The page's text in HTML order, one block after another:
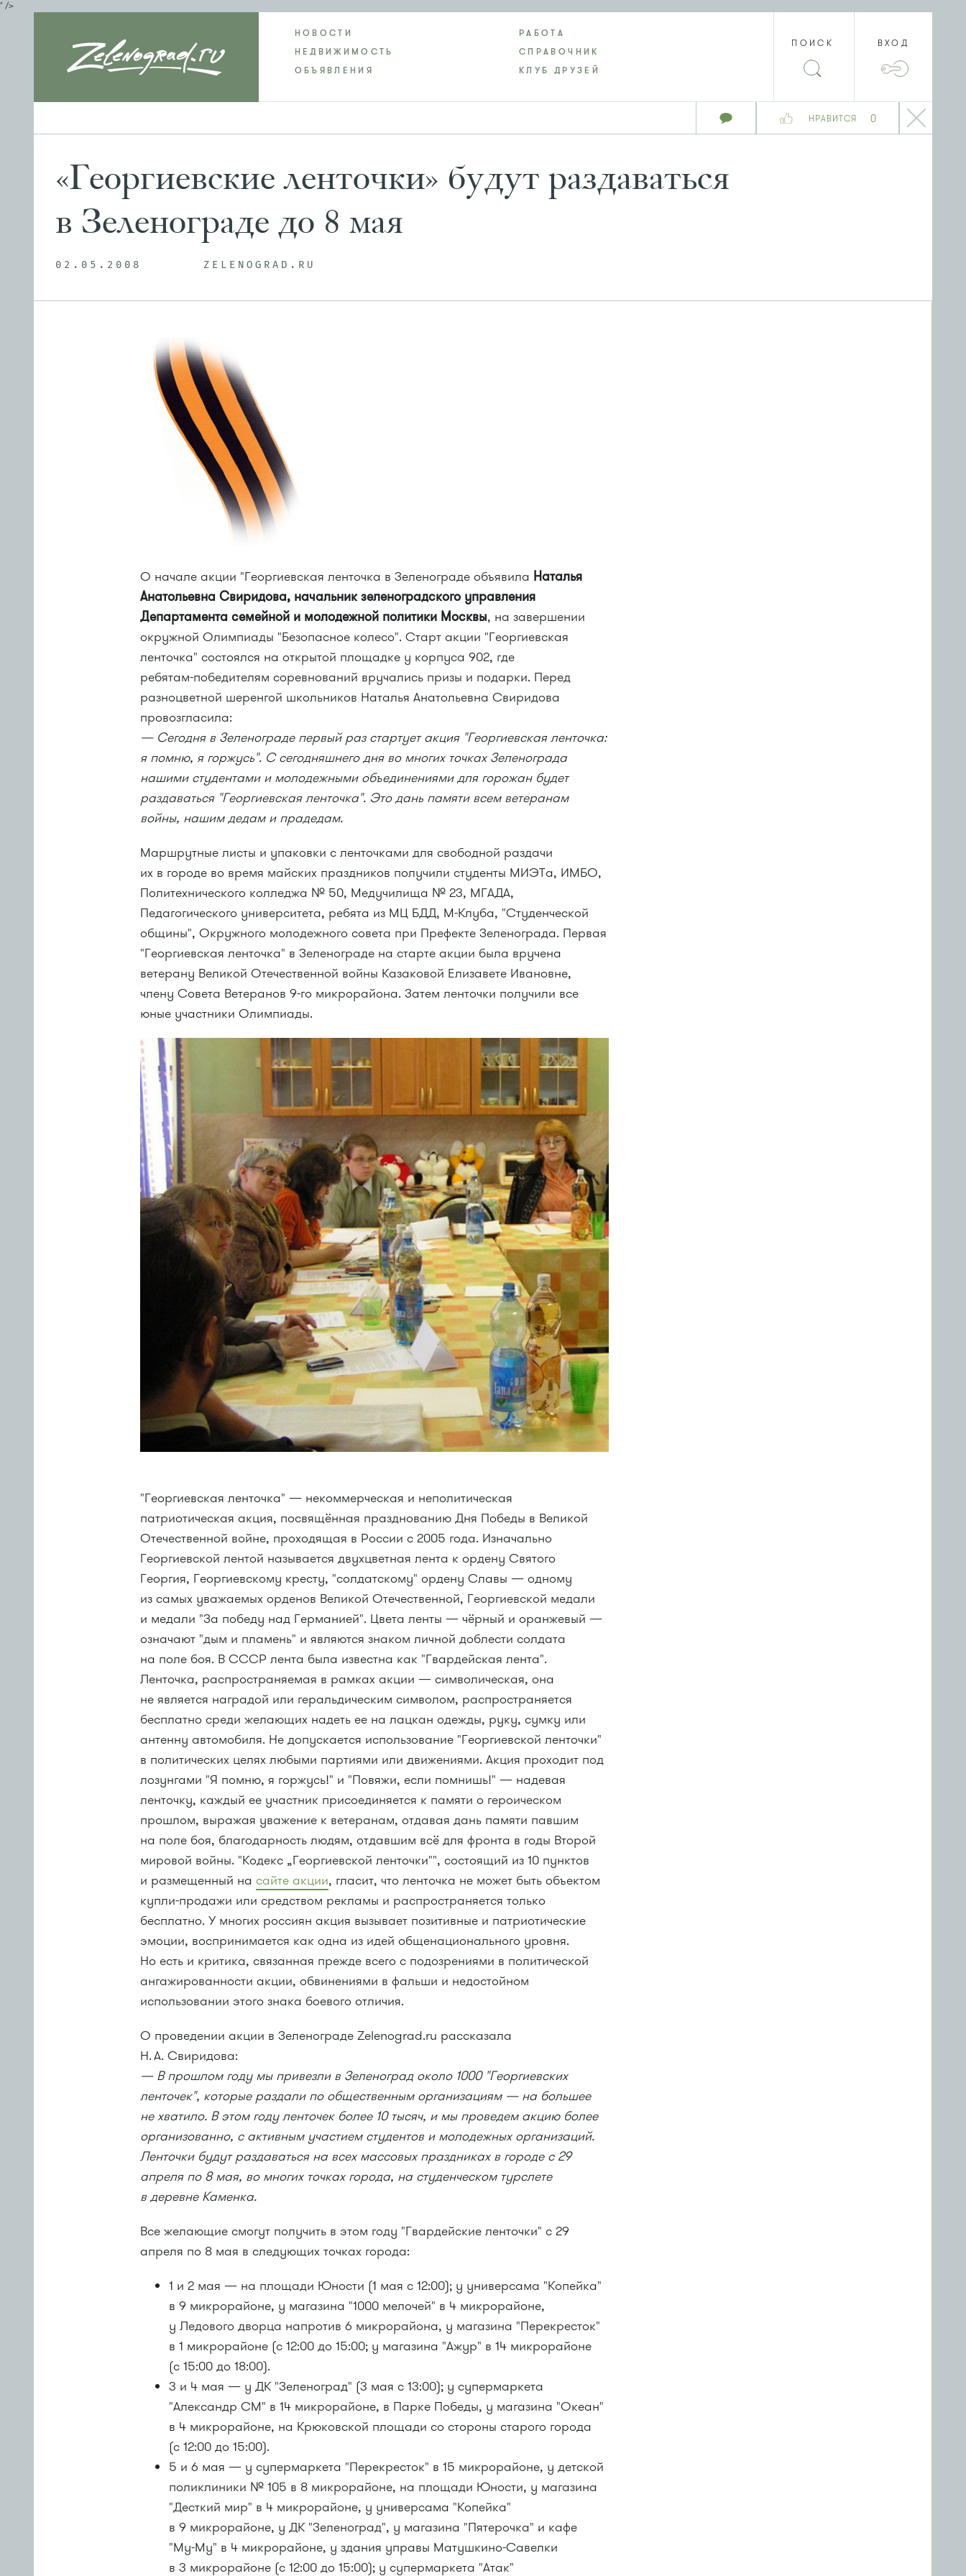
" />
НРАВИТСЯ 0
НОВОСТИ
РАБОТА
НЕДВИЖИМОСТЬ
СПРАВОЧНИК
ОБЪЯВЛЕНИЯ
КЛУБ ДРУЗЕЙ
ПОИСК ВХОД
«Георгиевские ленточки» будут раздаваться
в Зеленограде до 8 мая
02.05.2008 ZELENOGRAD.RU
О начале акции "Георгиевская ленточка в Зеленограде объявила Наталья
Анатольевна Свиридова, начальник зеленоградского управления
Департамента семейной и молодежной политики Москвы, на завершении
окружной Олимпиады "Безопасное колесо". Старт акции "Георгиевская
ленточка" состоялся на открытой площадке у корпуса 902, где
ребятам-победителям соревнований вручались призы и подарки. Перед
разноцветной шеренгой школьников Наталья Анатольевна Свиридова
провозгласила:
— Сегодня в Зеленограде первый раз стартует акция "Георгиевская ленточка:
я помню, я горжусь". С сегодняшнего дня во многих точках Зеленограда
нашими студентами и молодежными объединениями для горожан будет
раздаваться "Георгиевская ленточка". Это дань памяти всем ветеранам
войны, нашим дедам и прадедам.
Маршрутные листы и упаковки с ленточками для свободной раздачи
их в городе во время майских праздников получили студенты МИЭТа, ИМБО,
Политехнического колледжа № 50, Медучилища № 23, МГАДА,
Педагогического университета, ребята из МЦ БДД, М-Клуба, "Студенческой
общины", Окружного молодежного совета при Префекте Зеленограда. Первая
"Георгиевская ленточка" в Зеленограде на старте акции была вручена
ветерану Великой Отечественной войны Казаковой Елизавете Ивановне,
члену Совета Ветеранов9-го микрорайона. Затем ленточки получили все
юные участники Олимпиады.
"Георгиевская ленточка" — некоммерческая и неполитическая
патриотическая акция, посвящённая празднованию Дня Победы в Великой
Отечественной войне, проходящая в России с 2005 года. Изначально
Георгиевской лентой называется двухцветная лента к ордену Святого
Георгия, Георгиевскому кресту, "солдатскому" ордену Славы — одному
из самых уважаемых орденов Великой Отечественной, Георгиевской медали
и медали "За победу над Германией". Цвета ленты — чёрный и оранжевый —
означают "дым и пламень" и являются знаком личной доблести солдата
на поле боя. В СССР лента была известна как "Гвардейская лента".
Ленточка, распространяемая в рамках акции — символическая, она
не является наградой или геральдическим символом, распространяется
бесплатно среди желающих надеть ее на лацкан одежды, руку, сумку или
антенну автомобиля. Не допускается использование "Георгиевской ленточки"
в политических целях любыми партиями или движениями. Акция проходит под
лозунгами "Я помню, я горжусь!" и "Повяжи, если помнишь!" — надевая
ленточку, каждый ее участник присоединяется к памяти о героическом
прошлом, выражая уважение к ветеранам, отдавая дань памяти павшим
на поле боя, благодарность людям, отдавшим всё для фронта в годы Второй
мировой войны. "Кодекс „Георгиевской ленточки"", состоящий из 10 пунктов
и размещенный на сайте акции, гласит, что ленточка не может быть объектом
купли-продажи или средством рекламы и распространяется только
бесплатно. У многих россиян акция вызывает позитивные и патриотические
эмоции, воспринимается как одна из идей общенационального уровня.
Но есть и критика, связанная прежде всего с подозрениями в политической
ангажированности акции, обвинениями в фальши и недостойном
использовании этого знака боевого отличия.
О проведении акции в Зеленограде Zelenograd.ru рассказала
Н. А. Свиридова:
— В прошлом году мы привезли в Зеленоград около 1000 "Георгиевских
ленточек", которые раздали по общественным организациям — на большее
не хватило. В этом году ленточек более 10 тысяч, и мы проведем акцию более
организованно, с активным участием студентов и молодежных организаций.
Ленточки будут раздаваться на всех массовых праздниках в городе с 29
апреля по 8 мая, во многих точках города, на студенческом турслете
в деревне Каменка.
Все желающие смогут получить в этом году "Гвардейские ленточки" с 29
апреля по 8 мая в следующих точках города:
1 и 2 мая — на площади Юности (1 мая с 12:00); у универсама "Копейка"
в 9 микрорайоне, у магазина "1000 мелочей" в 4 микрорайоне,
у Ледового дворца напротив 6 микрорайона, у магазина "Перекресток"
в 1 микрорайоне (с 12:00 до 15:00; у магазина "Ажур" в 14 микрорайоне
(с 15:00 до 18:00).
3 и 4 мая — у ДК "Зеленоград" (3 мая с 13:00); у супермаркета
"Александр СМ" в 14 микрорайоне, в Парке Победы, у магазина "Океан"
в 4 микрорайоне, на Крюковской площади со стороны старого города
(с 12:00 до 15:00).
5 и 6 мая — у супермаркета "Перекресток" в 15 микрорайоне, у детской
поликлиники № 105 в 8 микрорайоне, на площади Юности, у магазина
"Десткий мир" в 4 микрорайоне, у универсама "Копейка"
в 9 микрорайоне, у ДК "Зеленоград", у магазина "Пятерочка" и кафе
"Му-Му" в 4 микрорайоне, у здания управы Матушкино-Савелки
в 3 микрорайоне (с 12:00 до 15:00); у супермаркета "Атак"